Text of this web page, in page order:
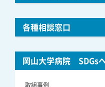
各種相談窓口
岡山大学病院 SDGs
取組事例